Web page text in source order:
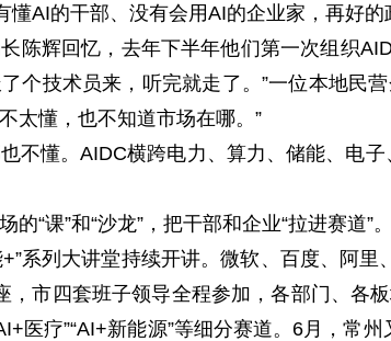
AI的干部、没有会用AI的企业家，再好的
辉回忆，去年下半年他们第一次组织
个技术员来，听完就走了。”一位本地民
太懂，也不知道市场在哪。”
懂。AIDC横跨电力、算力、储能、电子
课”和“沙龙”，把干部和企业“拉进赛道”。
列大讲堂持续开讲。微软、百度、阿里
，市四套班子领导全程参加，各部门、
医疗”“AI+新能源”等细分赛道。6月，常